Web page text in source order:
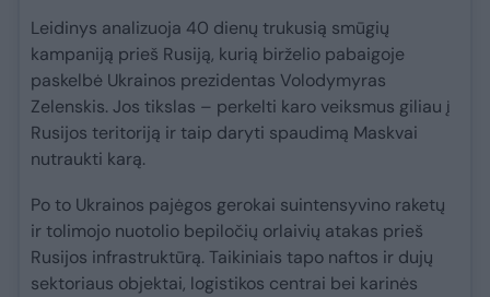
Leidinys analizuoja 40 dienų trukusią smūgių
kampaniją prieš Rusiją, kurią birželio pabaigoje
paskelbė Ukrainos prezidentas Volodymyras
Zelenskis. Jos tikslas – perkelti karo veiksmus giliau į
Rusijos teritoriją ir taip daryti spaudimą Maskvai
nutraukti karą.
Po to Ukrainos pajėgos gerokai suintensyvino raketų
ir tolimojo nuotolio bepiločių orlaivių atakas prieš
Rusijos infrastruktūrą. Taikiniais tapo naftos ir dujų
sektoriaus objektai, logistikos centrai bei karinės